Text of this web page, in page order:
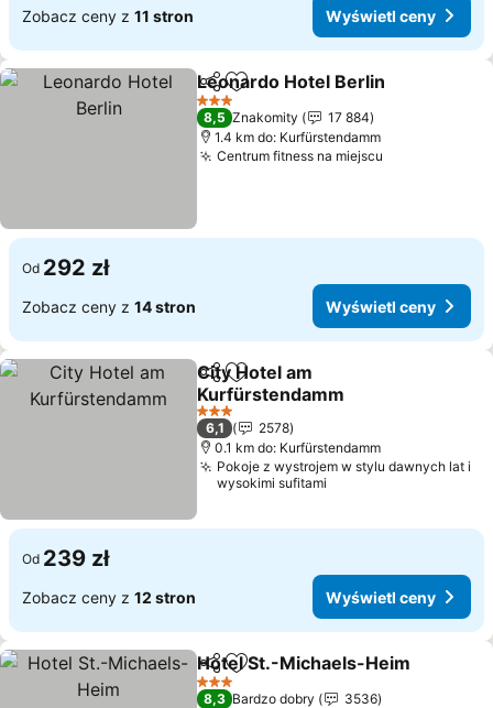
Zobacz ceny z 11 stron Wyświetl ceny
Udostępnij
Dodaj do ulubionych
Leonardo Hotel Berlin
3 Kategoria
8,5 Znakomity
17 884
1.4 km do: Kurfürstendamm
Centrum fitness na miejscu
Od 292 zł
Zobacz ceny z 14 stron Wyświetl ceny
Udostępnij
Dodaj do ulubionych
City Hotel am
Kurfürstendamm
3 Kategoria
6,1
2578
0.1 km do: Kurfürstendamm
Pokoje z wystrojem w stylu dawnych lat i
wysokimi sufitami
Od 239 zł
Zobacz ceny z 12 stron Wyświetl ceny
UdostępnijDodaj do ulubionych
Hotel St.-Michaels-Heim
3 Kategoria
8,3 Bardzo dobry
3536